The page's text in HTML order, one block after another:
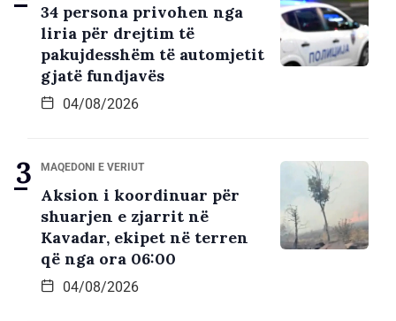
34 persona privohen nga
liria për drejtim të
pakujdesshëm të automjetit
gjatë fundjavës
04/08/2026
MAQEDONI E VERIUT
Aksion i koordinuar për
shuarjen e zjarrit në
Kavadar, ekipet në terren
që nga ora 06:00
04/08/2026